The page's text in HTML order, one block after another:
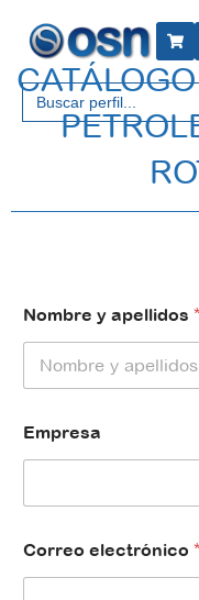
Buscar:
Nombre y apellidos *
Empresa
p
e
Correo electrónico *